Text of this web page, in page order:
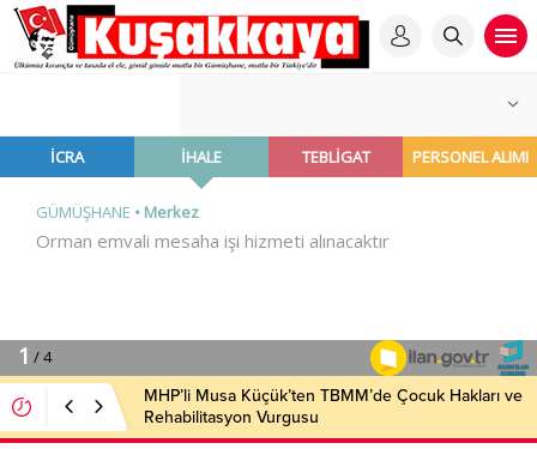
MHP’li Musa Küçük’ten TBMM’de Çocuk Hakları ve
Rehabilitasyon Vurgusu